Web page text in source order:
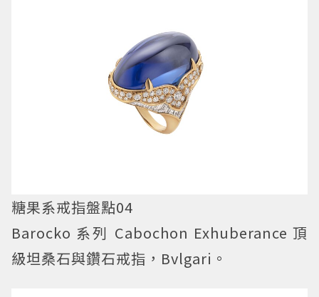
糖果系戒指盤點04
Barocko 系列 Cabochon Exhuberance 頂
級坦桑石與鑽石戒指，Bvlgari。